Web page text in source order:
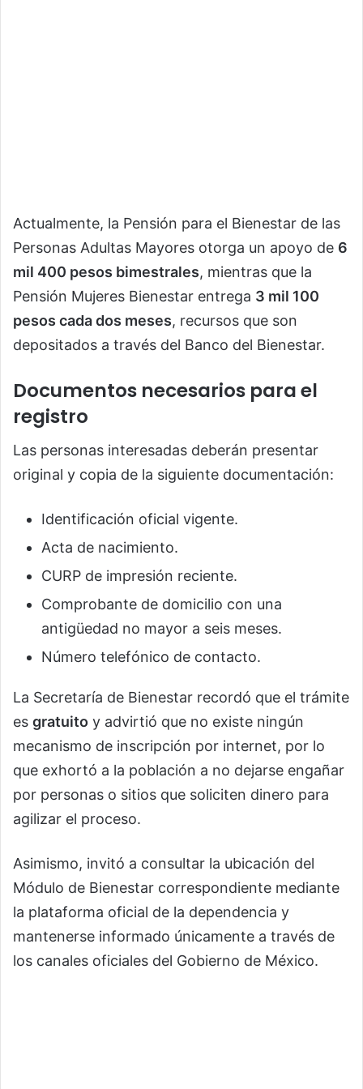
Actualmente, la Pensión para el Bienestar de las
Personas Adultas Mayores otorga un apoyo de 6
mil 400 pesos bimestrales, mientras que la
Pensión Mujeres Bienestar entrega 3 mil 100
pesos cada dos meses, recursos que son
depositados a través del Banco del Bienestar.
Documentos necesarios para el
registro
Las personas interesadas deberán presentar
original y copia de la siguiente documentación:
Identificación oficial vigente.
Acta de nacimiento.
CURP de impresión reciente.
Comprobante de domicilio con una
antigüedad no mayor a seis meses.
Número telefónico de contacto.
La Secretaría de Bienestar recordó que el trámite
es gratuito y advirtió que no existe ningún
mecanismo de inscripción por internet, por lo
que exhortó a la población a no dejarse engañar
por personas o sitios que soliciten dinero para
agilizar el proceso.
Asimismo, invitó a consultar la ubicación del
Módulo de Bienestar correspondiente mediante
la plataforma oficial de la dependencia y
mantenerse informado únicamente a través de
los canales oficiales del Gobierno de México.